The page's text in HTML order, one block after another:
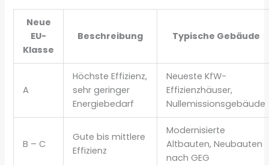
Neue
EU-
Klasse
Beschreibung Typische Gebäude
A
Höchste Effizienz,
sehr geringer
Energiebedarf
Neueste KfW-
Effizienzhäuser,
Nullemissionsgebäude
B – C
Gute bis mittlere
Effizienz
Modernisierte
Altbauten, Neubauten
nach GEG